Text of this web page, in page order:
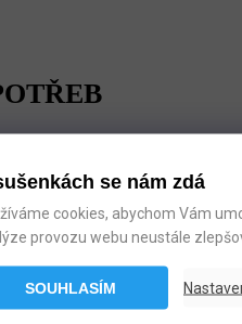
se nám zdá
cookies, abychom Vám
provozu webu neustále
SOUHLASÍM
pěnu a 5zónové
tuhost stran (H4 –